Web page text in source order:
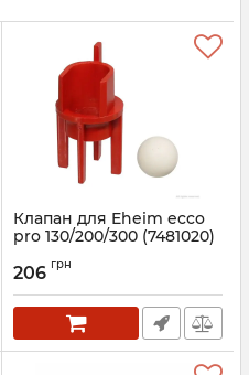
Клапан для Eheim ecco
pro 130/200/300 (7481020)
206 грн